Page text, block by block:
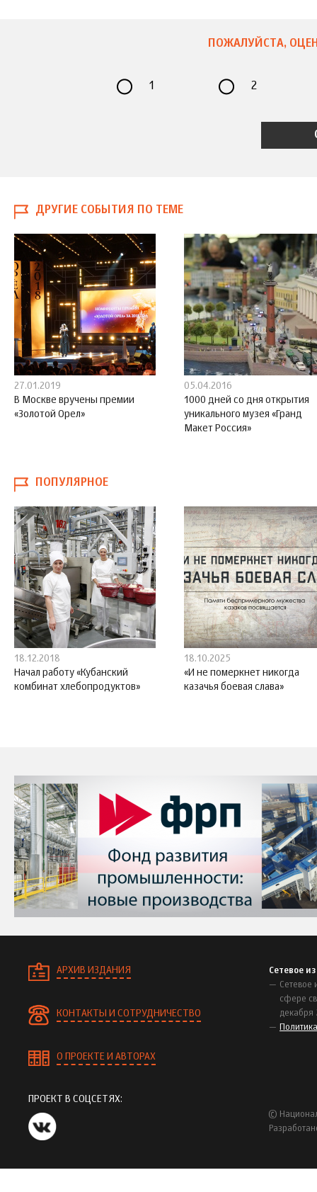
ПОЖАЛУЙСТА,
1 2
ДРУГИЕ СОБЫТИЯ ПО ТЕМЕ
27.01.2019
В Москве вручены премии
«Золотой Орел»
05.04.2016
1000 дней со дня открытия
уникального музея «Гранд
Макет Россия»
ПОПУЛЯРНОЕ
18.12.2018
Начал работу «Кубанский
комбинат хлебопродуктов»
18.10.2025
«И не померкнет никогда
казачья боевая слава»
АРХИВ ИЗДАНИЯ
КОНТАКТЫ И СОТРУДНИЧЕСТВО
О ПРОЕКТЕ И АВТОРАХ
Сетевое
Сетевое
сфере
декабря
ПРОЕКТ В СОЦСЕТЯХ:
©